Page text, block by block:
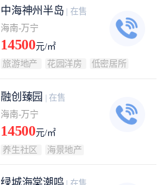
中海神州半岛 | 在售
海南-万宁
14500元/㎡
旅游地产
花园洋房 低密居所
融创臻园 | 在售
海南-万宁
14500元/㎡
养生社区
海景地产